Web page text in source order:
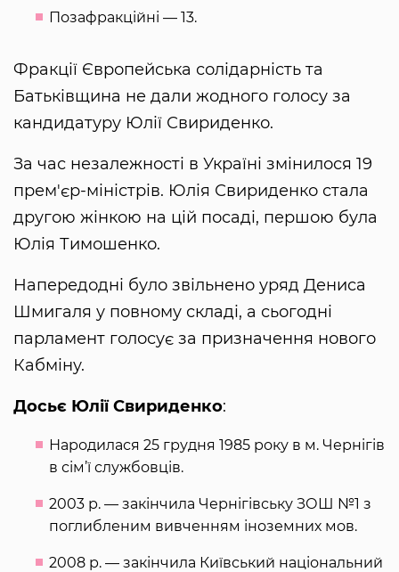
Позафракційні — 13.
Фракції Європейська солідарність та
Батьківщина не дали жодного голосу за
кандидатуру Юлії Свириденко.
За час незалежності в Україні змінилося 19
прем'єр-міністрів. Юлія Свириденко стала
другою жінкою на цій посаді, першою була
Юлія Тимошенко.
Напередодні було звільнено уряд Дениса
Шмигаля у повному складі, а сьогодні
парламент голосує за призначення нового
Кабміну.
Досьє Юлії Свириденко:
Народилася 25 грудня 1985 року в м. Чернігів
в сім’ї службовців.
2003 р. — закінчила Чернігівську ЗОШ №1 з
поглибленим вивченням іноземних мов.
2008 р. — закінчила Київський національний